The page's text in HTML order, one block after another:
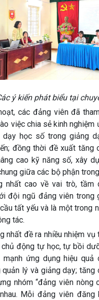
ý kiến phát biểu tại
các đảng viên đã
việc chia sẻ kinh nghiệm
dạy học số trong giảng
đồng thời đề xuất tăng
cao kỹ năng số, xây
giữa các bộ phận
nhất cao về vai trò, tầm
đội ngũ đảng viên trong
tất yếu và là một trong
tác.
nhất đề ra nhiều nhiệm
động tự học, tự bồi
ứng dụng hiệu quả
lý và giảng dạy; tăng
nhóm “đảng viên nòng
Mỗi đảng viên